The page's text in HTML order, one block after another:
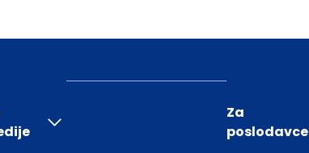
Za
poslodavce